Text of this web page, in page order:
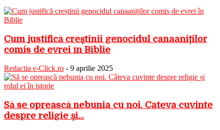
Cum justifică creștinii genocidul canaaniților
comis de evrei în Biblie
Redactia e-Click.ro - 9 aprilie 2025
Să se oprească nebunia cu noi. Câteva cuvinte
despre religie și...